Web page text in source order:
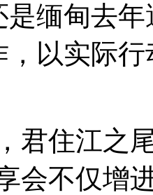
是缅甸去
，以实际
君住江之
会不仅增